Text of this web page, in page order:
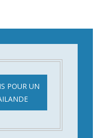
POUR UN